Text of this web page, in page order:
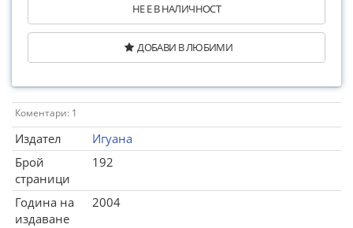
НЕ Е В НАЛИЧНОСТ
ДОБАВИ В ЛЮБИМИ
Коментари: 1
Издател
Игуана
Брой
страници
192
Година на
издаване
2004